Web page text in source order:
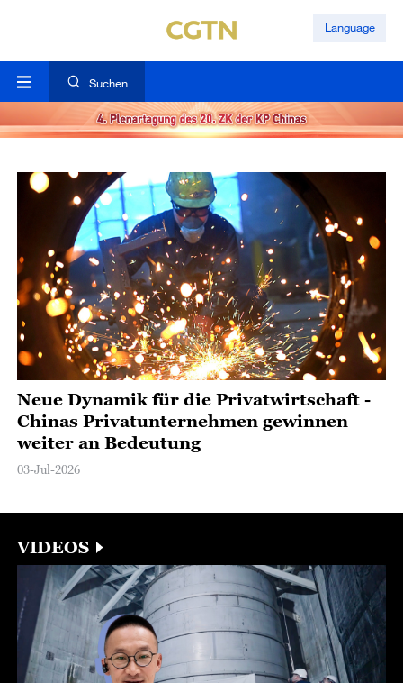
Language
Suchen
Neue Dynamik für die Privatwirtschaft -
Chinas Privatunternehmen gewinnen
weiter an Bedeutung
03-Jul-2026
VIDEOS